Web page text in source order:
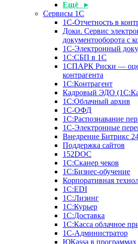
Ещё ▸
Сервисы 1С
1С-Отчетность в
Доки. Сервис
документооборота с
1С-Электронный
1С:СБП в 1С
1СПАРК Риски —
контрагента
1С:Контрагент
Кадровый ЭДО
1С:Облачный архив
1С-ОФД
1С:Распознавание
1С-Электронные
Внедрение Битрикс
Поддержка сайтов
152DOC
1С:Сканер чеков
1С:Бизнес-обучение
Корпоративная
1С:ЕDI
1С:Лизинг
1С:Курьер
1С:Доставка
1С:Касса облачное
1С-Администратор
ЮКаssа в